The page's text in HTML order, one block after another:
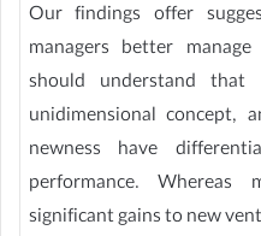
Our findings offer
managers better
should understand
unidimensional concept,
newness have
performance.
significant gains to new